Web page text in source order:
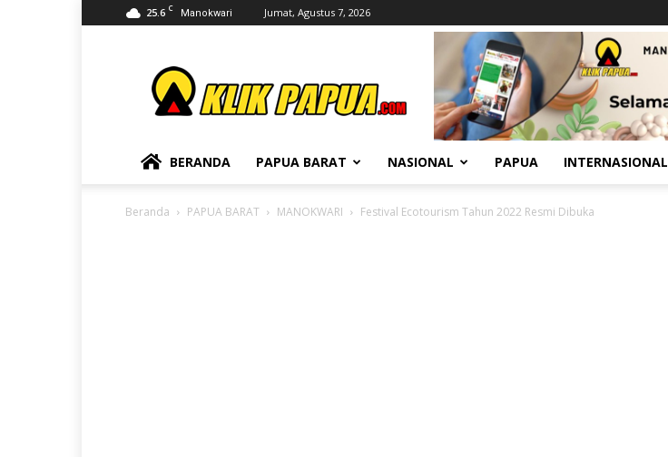
25.6 C Manokwari Jumat, Agustus 7, 2026
BERANDA PAPUA BARAT NASIONAL PAPUA INTERNASIONAL
Beranda PAPUA BARAT MANOKWARI Festival Ecotourism Tahun 2022 Resmi Dibuka